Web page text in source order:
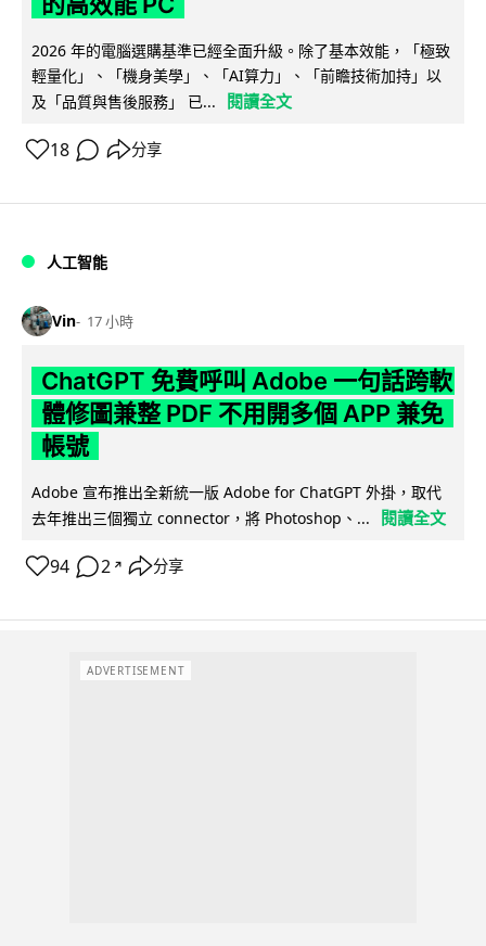
2026 年的電腦選購基準已經全面升級。除了基本效能，「極致
輕量化」、「機身美學」、「AI算力」、「前瞻技術加持」以
及「品質與售後服務」 已...
閱讀全文
18 分享
人工智能
Vin 17 小時
ChatGPT 免費呼叫 Adobe 一句話跨軟
體修圖兼整 PDF 不用開多個 APP 兼免
帳號
Adobe 宣布推出全新統一版 Adobe for ChatGPT 外掛，取代
去年推出三個獨立 connector，將 Photoshop、...
閱讀全文
94 2 ↗ 分享
ADVERTISEMENT